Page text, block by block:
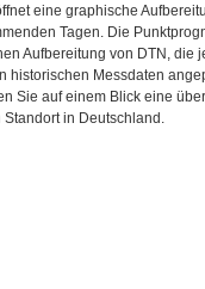
eine graphische
Tagen. Die
Aufbereitung von DTN, die
historischen Messdaten
Sie auf einem Blick eine
in Deutschland.